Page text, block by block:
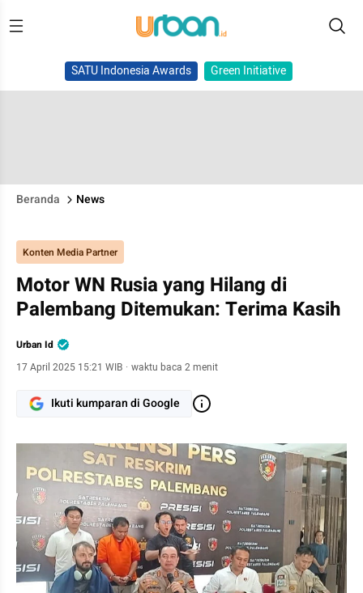
SATU Indonesia Awards Green Initiative
Beranda News
Konten Media Partner
Motor WN Rusia yang Hilang di
Palembang Ditemukan: Terima Kasih
Urban Id
17 April 2025 15:21 WIB · waktu baca 2 menit
Ikuti kumparan di Google